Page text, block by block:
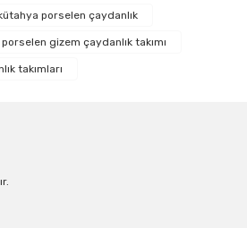
porselen çaydanlık
gizem çaydanlık takımı
takımları